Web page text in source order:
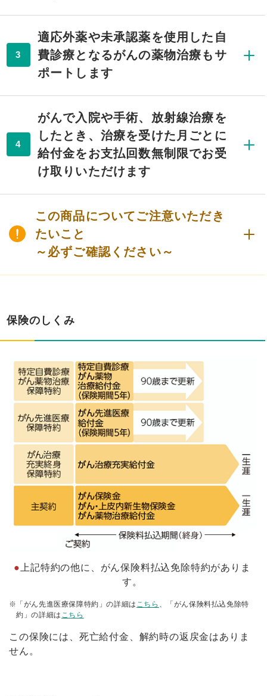
3
適応外薬や未承認薬を使用した自
費診療となるがんの薬物治療もサ
ポートします
4
がんで入院や手術、放射線治療を
したとき、治療を受けた月ごとに
給付金をお支払回数無制限でお受
け取りいただけます
この商品についてご注意いただき
たいこと
～必ずご確認ください～
保険のしくみ
● 上記特約の他に、がん保険料払込免除特約がありま
す。
※ 「がん先進医療保障特約」の詳細は こちら
、「がん保険料払込免除特
約」の詳細は こちら
この保険には、死亡給付金、解約時の返戻金はありま
せん。